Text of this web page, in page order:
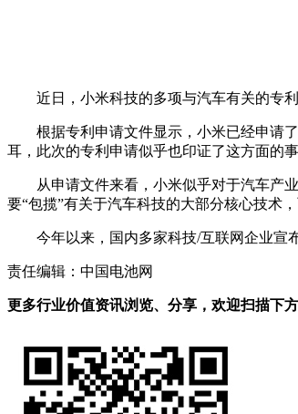
近日，小米科技的多项与汽车有关的专
根据专利申请文件显示，小米已经申请
耳，此次的专利申请似乎也印证了这方面的事
从申请文件来看，小米似乎对于汽车产
要“包揽”有关于汽车科技的大部分核心技术
今年以来，国内多家科技/互联网企业宣
责任编辑：中国电池网
更多行业价值资讯浏览、分享，欢迎扫描下